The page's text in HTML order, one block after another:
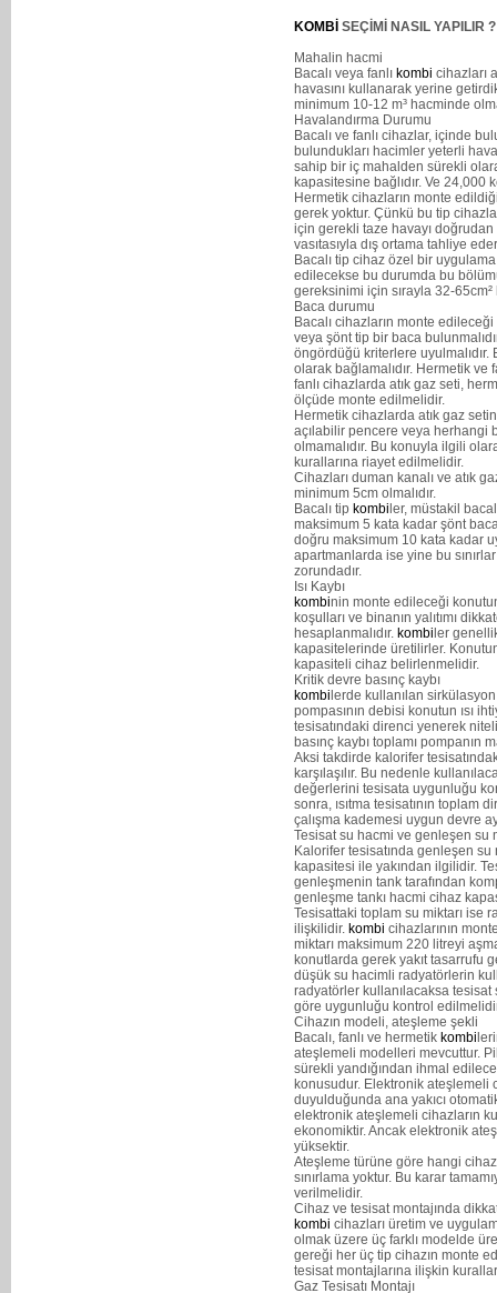
KOMBİ SEÇİMİ NASIL YAPILIR ?
Mahalin hacmi
Bacalı veya fanlı kombi cihazları
havasını kullanarak yerine
minimum 10-12 m³ hacminde
Havalandırma Durumu
Bacalı ve fanlı cihazlar, içinde
bulundukları hacimler yeterli
sahip bir iç mahalden sürekli
kapasitesine bağlıdır. Ve 24,000
Hermetik cihazların monte
gerek yoktur. Çünkü bu tip
için gerekli taze havayı doğrudan
vasıtasıyla dış ortama tahliye
Bacalı tip cihaz özel bir
edilecekse bu durumda bu
gereksinimi için sırayla 32-
Baca durumu
Bacalı cihazların monte
veya şönt tip bir baca
öngördüğü kriterlere uyulmalıdır.
olarak bağlamalıdır. Hermetik
fanlı cihazlarda atık gaz seti,
ölçüde monte edilmelidir.
Hermetik cihazlarda atık gaz
açılabilir pencere veya herhangi
olmamalıdır. Bu konuyla ilgili
kurallarına riayet edilmelidir.
Cihazları duman kanalı ve atık
minimum 5cm olmalıdır.
Bacalı tip kombi ler, müstakil
maksimum 5 kata kadar şönt
doğru maksimum 10 kata kadar
apartmanlarda ise yine bu
zorundadır.
Isı Kaybı
kombinin monte edileceği
koşulları ve binanın yalıtımı
hesaplanmalıdır. kombi ler
kapasitelerinde üretilirler.
kapasiteli cihaz belirlenmelidir.
Kritik devre basınç kaybı
kombi lerde kullanılan
pompasının debisi konutun ısı
tesisatındaki direnci yenerek
basınç kaybı toplamı pompanın
Aksi takdirde kalorifer
karşılaşılır. Bu nedenle
değerlerini tesisata uygunluğu
sonra, ısıtma tesisatının toplam
çalışma kademesi uygun devre
Tesisat su hacmi ve genleşen su
Kalorifer tesisatında genleşen su
kapasitesi ile yakından ilgilidir.
genleşmenin tank tarafından
genleşme tankı hacmi cihaz
Tesisattaki toplam su miktarı ise
ilişkilidir. kombi cihazlarının
miktarı maksimum 220 litreyi
konutlarda gerek yakıt tasarrufu
düşük su hacimli radyatörlerin
radyatörler kullanılacaksa
göre uygunluğu kontrol
Cihazın modeli, ateşleme şekli
Bacalı, fanlı ve hermetik kombi
ateşlemeli modelleri mevcuttur.
sürekli yandığından ihmal
konusudur. Elektronik ateşlemeli
duyulduğunda ana yakıcı
elektronik ateşlemeli cihazların
ekonomiktir. Ancak elektronik
yüksektir.
Ateşleme türüne göre hangi
sınırlama yoktur. Bu karar
verilmelidir.
Cihaz ve tesisat montajında
kombi cihazları üretim ve
olmak üzere üç farklı modelde
gereği her üç tip cihazın monte
tesisat montajlarına ilişkin
Gaz Tesisatı Montajı